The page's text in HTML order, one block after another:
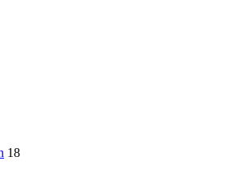
18